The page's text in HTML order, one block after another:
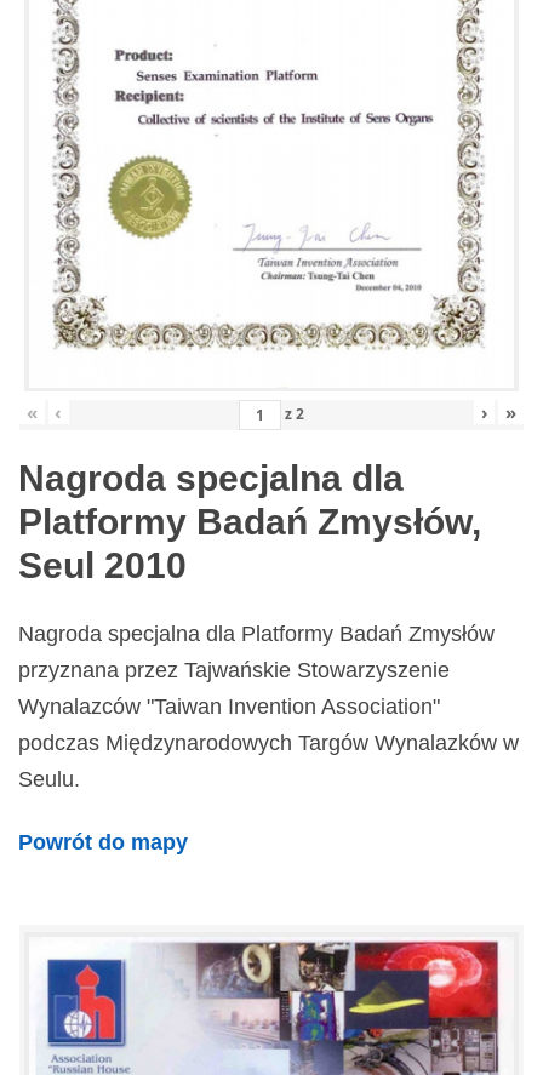
« ‹ z2 › »
Nagroda specjalna dla
Platformy Badań Zmysłów,
Seul 2010
Nagroda specjalna dla Platformy Badań Zmysłów
przyznana przez Tajwańskie Stowarzyszenie
Wynalazców "Taiwan Invention Association"
podczas Międzynarodowych Targów Wynalazków w
Seulu.
Powrót do mapy